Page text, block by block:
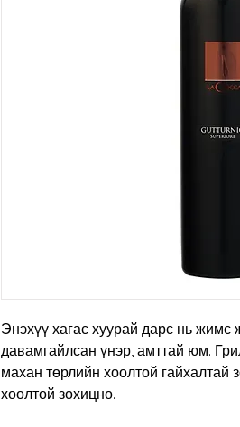
Энэхүү хагас хуурай дарс нь
давамгайлсан үнэр, амттай юм.
махан төрлийн хоолтой гайхалтай
хоолтой зохицно.